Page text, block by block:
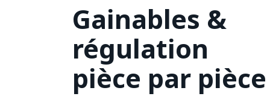
Gainables &
régulation
pièce par pièce